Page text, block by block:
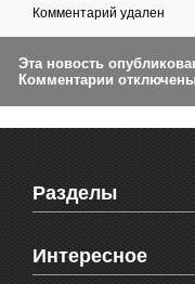
Комментарий удален
Эта новость
Комментарии
Разделы
Новости Феодосии
Новости Крыма
Интересное